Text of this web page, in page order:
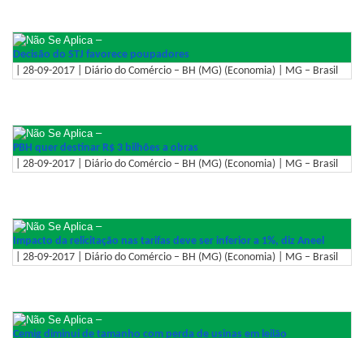
–
Decisão do STJ favorece poupadores
| 28-09-2017 | Diário do Comércio – BH (MG) (Economia) | MG – Brasil
–
PBH quer destinar R$ 3 bilhões a obras
| 28-09-2017 | Diário do Comércio – BH (MG) (Economia) | MG – Brasil
–
Impacto da relicitação nas tarifas deve ser inferior a 1%, diz Aneel
| 28-09-2017 | Diário do Comércio – BH (MG) (Economia) | MG – Brasil
–
Cemig diminui de tamanho com perda de usinas em leilão